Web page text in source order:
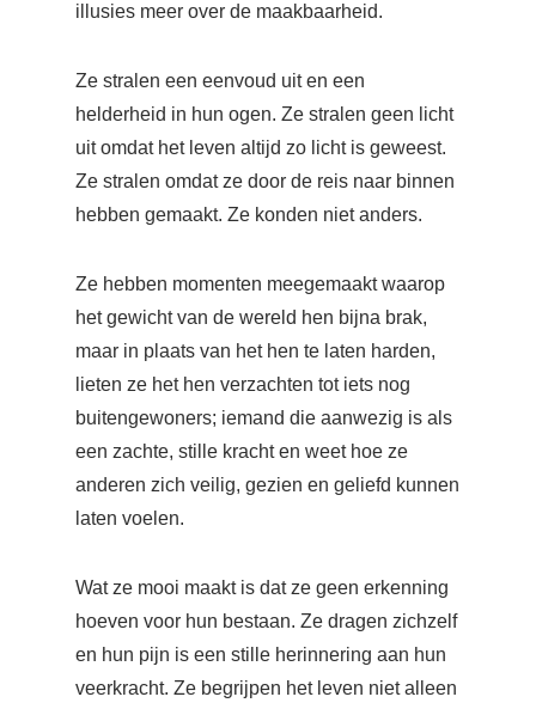
illusies meer over de maakbaarheid.
Ze stralen een eenvoud uit en een
helderheid in hun ogen. Ze stralen geen licht
uit omdat het leven altijd zo licht is geweest.
Ze stralen omdat ze door de reis naar binnen
hebben gemaakt. Ze konden niet anders.
Ze hebben momenten meegemaakt waarop
het gewicht van de wereld hen bijna brak,
maar in plaats van het hen te laten harden,
lieten ze het hen verzachten tot iets nog
buitengewoners; iemand die aanwezig is als
een zachte, stille kracht en weet hoe ze
anderen zich veilig, gezien en geliefd kunnen
laten voelen.
Wat ze mooi maakt is dat ze geen erkenning
hoeven voor hun bestaan. Ze dragen zichzelf
en hun pijn is een stille herinnering aan hun
veerkracht. Ze begrijpen het leven niet alleen